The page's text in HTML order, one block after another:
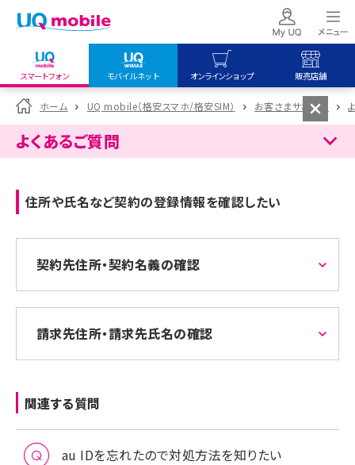
スマートフォン モバイルネット オンラインショップ 販売店舗
my UQ WiMAX
UQ WiMAX ご契約の方
My UQ mobile
UQ mobile
UQ mobile
オンラインショップ
UQ WiMAX
UQ mobile
販売店舗
UQ WiMAX
ホーム UQ mobile（格安スマホ/格安SIM） お客さまサポート
よくあるご質問
住所や氏名など契約の登録情報を確認したい
契約先住所・契約名義の確認
請求先住所・請求先氏名の確認
関連する質問
au IDを忘れたので対処方法を知りたい